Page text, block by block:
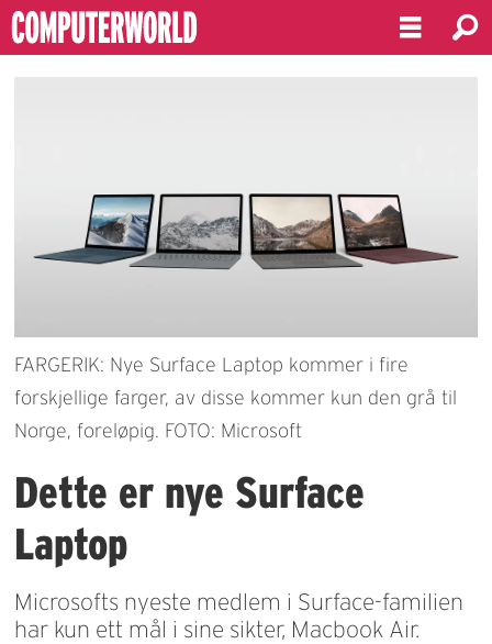
FARGERIK: Nye Surface Laptop kommer i fire
forskjellige farger, av disse kommer kun den grå til
Norge, foreløpig. FOTO: Microsoft
Dette er nye Surface
Laptop
Microsofts nyeste medlem i Surface-familien
har kun ett mål i sine sikter, Macbook Air.